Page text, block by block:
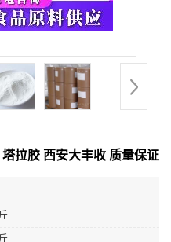
拉胶 西安大丰收 质量保证